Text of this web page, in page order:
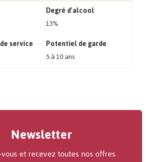
Degré d'alcool
13%
service
Potentiel de garde
5 à 10 ans
Newsletter
et recevez toutes nos offres